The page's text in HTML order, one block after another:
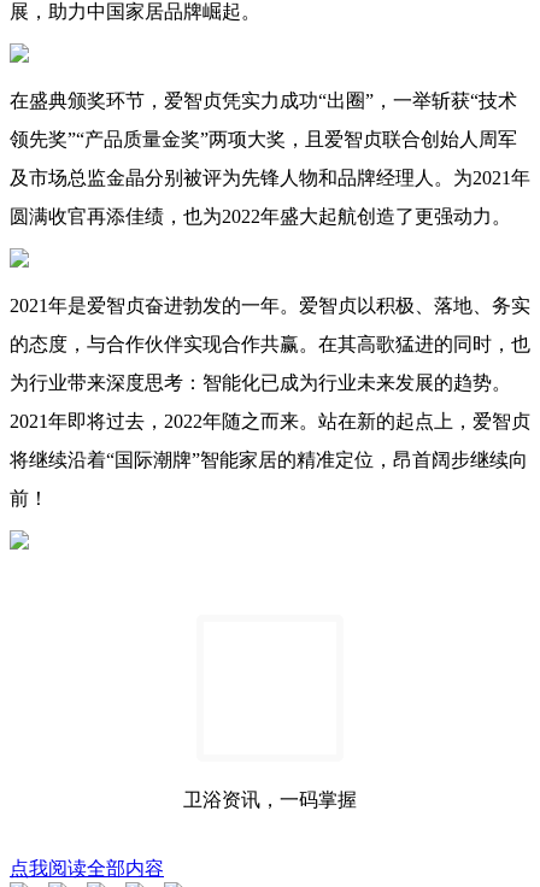
展，助力中国家居品牌崛起。
在盛典颁奖环节，爱智贞凭实力成功“出圈”，一举斩获“技术
领先奖”“产品质量金奖”两项大奖，且爱智贞联合创始人周军
及市场总监金晶分别被评为先锋人物和品牌经理人。为2021年
圆满收官再添佳绩，也为2022年盛大起航创造了更强动力。
2021年是爱智贞奋进勃发的一年。爱智贞以积极、落地、务实
的态度，与合作伙伴实现合作共赢。在其高歌猛进的同时，也
为行业带来深度思考：智能化已成为行业未来发展的趋势。
2021年即将过去，2022年随之而来。站在新的起点上，爱智贞
将继续沿着“国际潮牌”智能家居的精准定位，昂首阔步继续向
前！
卫浴资讯，一码掌握
点我阅读全部内容